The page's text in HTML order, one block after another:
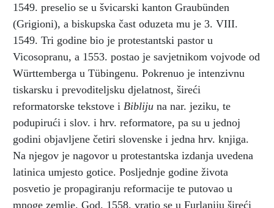
1549. preselio se u švicarski kanton Graubünden
(Grigioni), a biskupska čast oduzeta mu je 3. VIII.
1549. Tri godine bio je protestantski pastor u
Vicosopranu, a 1553. postao je savjetnikom vojvode od
Württemberga u Tübingenu. Pokrenuo je intenzivnu
tiskarsku i prevoditeljsku djelatnost, šireći
reformatorske tekstove i Bibliju na nar. jeziku, te
podupirući i slov. i hrv. reformatore, pa su u jednoj
godini objavljene četiri slovenske i jedna hrv. knjiga.
Na njegov je nagovor u protestantska izdanja uvedena
latinica umjesto gotice. Posljednje godine života
posvetio je propagiranju reformacije te putovao u
mnoge zemlje. God. 1558. vratio se u Furlaniju šireći